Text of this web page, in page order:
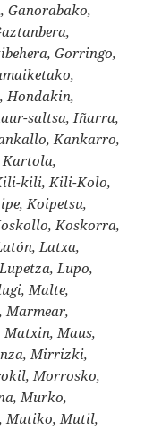
Ganorabako,
Gorringo,
Hondakin,
saltsa, Iñarra,
Kankarro,
kili, Kili-Kolo,
Koipetsu,
Koskorra,
Latxa,
Lupo,
Malte,
Marmear,
Matxin, Maus,
Mirrizki,
Morrosko,
Murko,
Mutiko, Mutil,